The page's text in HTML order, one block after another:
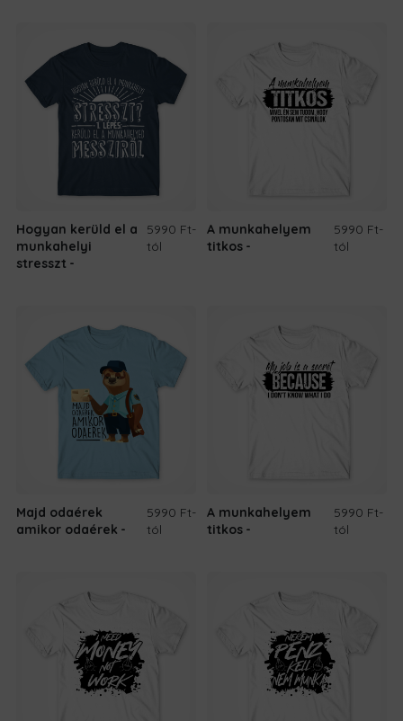
Hogyan kerüld el a
munkahelyi
stresszt
5990 Ft-
tól
A munkahelyem
titkos
5990 Ft-
tól
Majd odaérek
amikor odaérek
5990 Ft-
tól
A munkahelyem
titkos
5990 Ft-
tól